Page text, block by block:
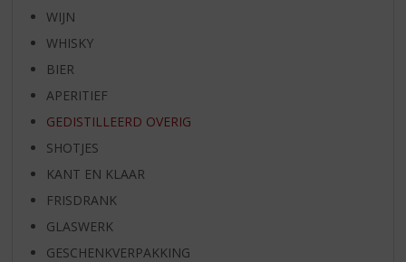
WIJN
WHISKY
BIER
APERITIEF
GEDISTILLEERD OVERIG
SHOTJES
KANT EN KLAAR
FRISDRANK
GLASWERK
GESCHENKVERPAKKING